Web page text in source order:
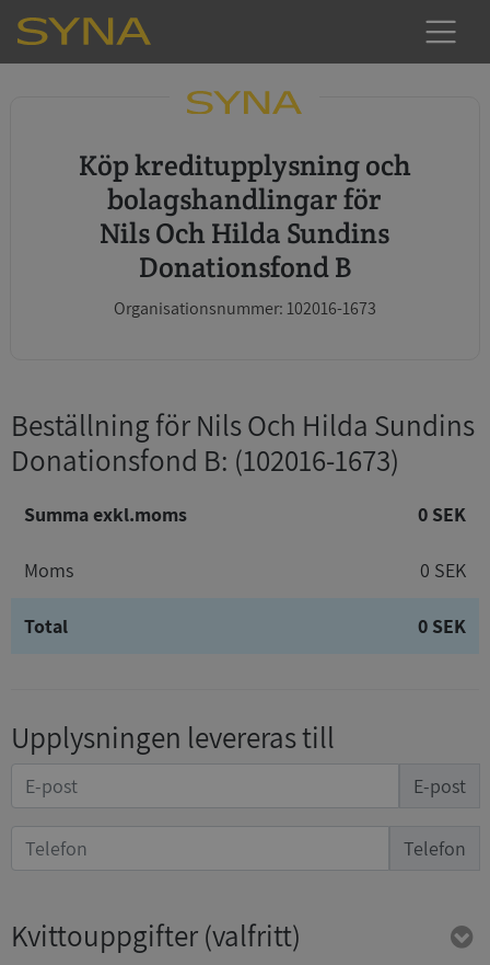
Köp kreditupplysning och
bolagshandlingar för
Nils Och Hilda Sundins
Donationsfond B
Organisationsnummer: 102016-1673
Beställning för Nils Och Hilda Sundins
Donationsfond B: (102016-1673)
Summa exkl.moms 0 SEK
Moms 0 SEK
Total 0 SEK
Upplysningen levereras till
E-post
Telefon
Kvittouppgifter(valfritt)